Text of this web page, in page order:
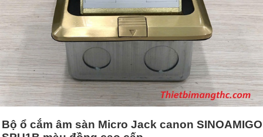
Bộ ổ cắm âm sàn Micro Jack canon SINOAMIGO